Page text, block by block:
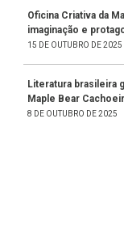
Oficina Criativa da
imaginação e
15 DE OUTUBRO DE 2025
Literatura brasileira
Maple Bear
8 DE OUTUBRO DE 2025